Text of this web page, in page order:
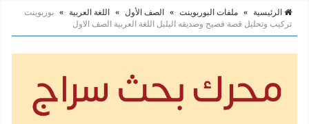
الرئيسية » ملفات البوربوينت » الصف الأول » اللغة العربية » بوربوينت
تركيب وتحليل قصة فصيح وصديقه البلبل اللغة العربية الصف الاول